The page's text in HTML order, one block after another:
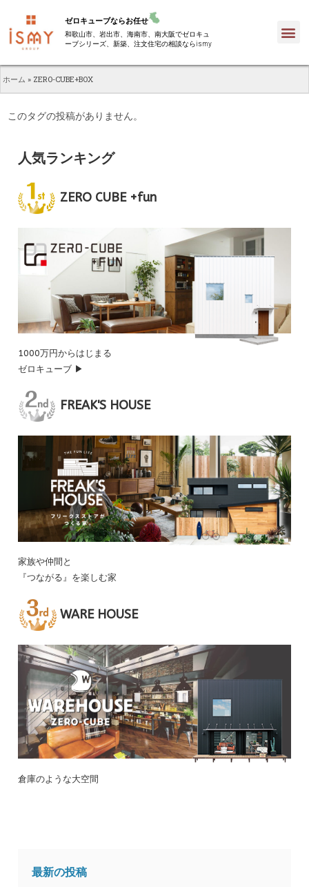
ゼロキューブならお任せ
和歌山市、岩出市、海南市、南大阪でゼロキュ
ーブシリーズ、新築、注文住宅の相談ならismy
ホーム » ZERO-CUBE+BOX
このタグの投稿がありません。
人気ランキング
ZERO CUBE +fun
1000万円からはじまる
ゼロキューブ ▶
FREAK'S HOUSE
家族や仲間と
『つながる』を楽しむ家
WARE HOUSE
倉庫のような大空間
最新の投稿